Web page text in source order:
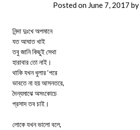
Posted on June 7, 2017 by
নিন্দা দুঃখে অপমানে
যত আঘাত খাই
তবু জানি কিছুই সেথা
হারাবার তো নাই।
থাকি যখন ধুলার ‘পরে
ভাবতে না হয় আসনতরে,
দৈন্যমাঝে অসংকোচে
প্রসাদ তব চাই।
লোকে যখন ভালো বলে,